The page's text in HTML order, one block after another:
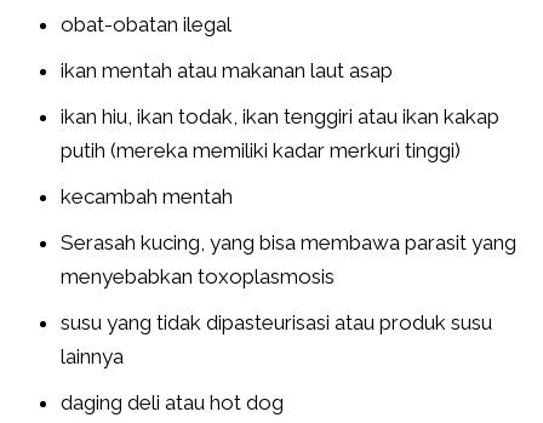
obat-obatan ilegal
ikan mentah atau makanan laut asap
ikan hiu, ikan todak, ikan tenggiri atau ikan kakap
putih (mereka memiliki kadar merkuri tinggi)
kecambah mentah
Serasah kucing, yang bisa membawa parasit yang
menyebabkan toxoplasmosis
susu yang tidak dipasteurisasi atau produk susu
lainnya
daging deli atau hot dog